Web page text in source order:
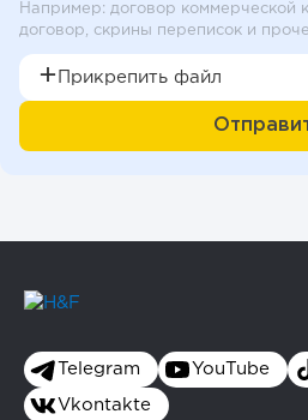
Например: договор коммерческой
договор, скрины переписок и
Прикрепить файл
Telegram YouTube
Vkontakte